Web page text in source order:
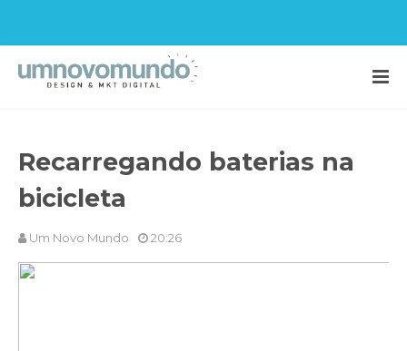
Recarregando baterias na
bicicleta
Um Novo Mundo 20:26